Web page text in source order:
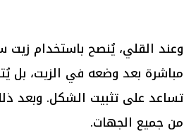
وعند القلي، يُنصح باستخدام
مباشرة بعد وضعه في الزيت، بل
تساعد على تثبيت الشكل. وبعد
من جميع الجهات.